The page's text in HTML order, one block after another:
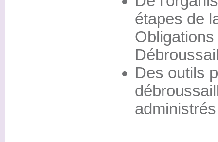
étapes de
Des outils
administrés